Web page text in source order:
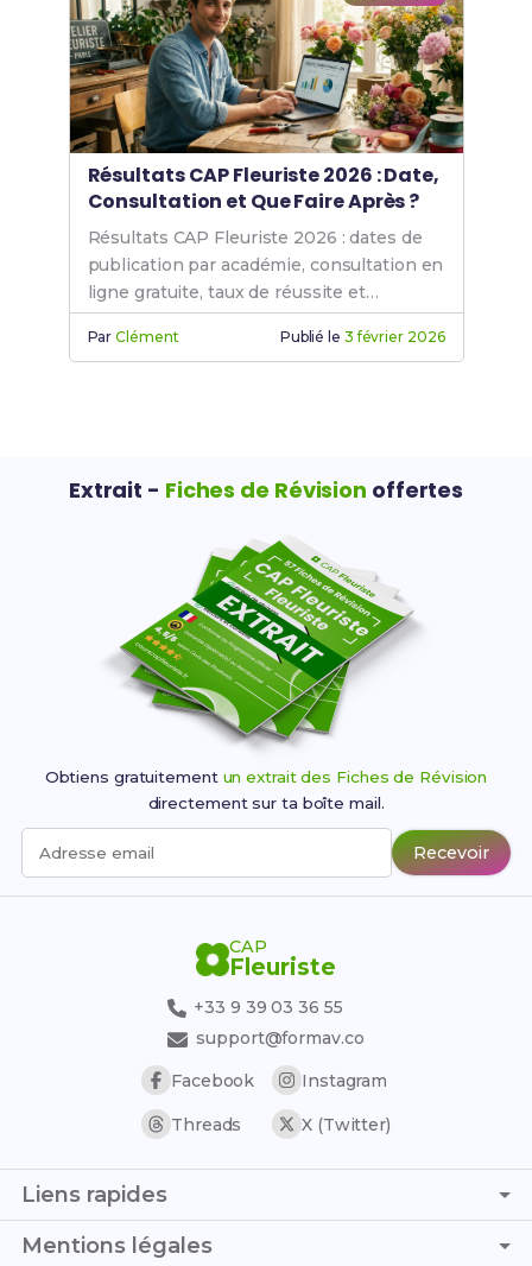
Résultats CAP Fleuriste 2026 : Date,
Consultation et Que Faire Après ?
Résultats CAP Fleuriste 2026 : dates de
publication par académie, consultation en
ligne gratuite, taux de réussite et
démarches après les résultats officiels.
ParClément Publié le 3 février 2026
Extrait - Fiches de Révision offertes
Obtiens gratuitement un extrait des Fiches de Révision
directement sur ta boîte mail.
Adresse email Recevoir
CAP
Fleuriste
+33 9 39 03 36 55
support@formav.co
Facebook
Instagram
Threads X (Twitter)
Liens rapides
Page d'accueil
Mentions légales